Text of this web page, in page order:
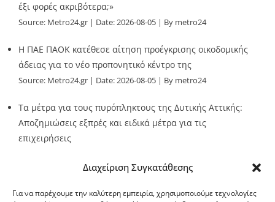
Διαχείριση Συγκατάθεσης
Για να παρέχουμε την καλύτερη εμπειρία, χρησιμοποιούμε τεχνολογίες
έξι φορές ακριβότερα;»
Source: Metro24.gr Date: 2026-08-05 By metro24
Η ΠΑΕ ΠΑΟΚ κατέθεσε αίτηση προέγκρισης οικοδομικής
άδειας για το νέο προπονητικό κέντρο της
Source: Metro24.gr Date: 2026-08-05 By metro24
Τα μέτρα για τους πυρόπληκτους της Δυτικής Αττικής:
Αποζημιώσεις εξπρές και ειδικά μέτρα για τις
επιχειρήσεις